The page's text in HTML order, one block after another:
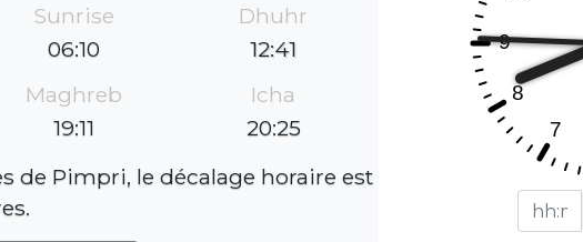
Sunrise
06:10
Dhuhr
12:41
Maghreb
19:11
Icha
20:25
de Pimpri, le décalage horaire est